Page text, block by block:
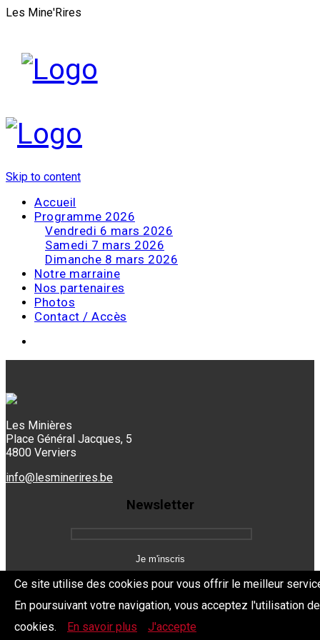
Les Mine'Rires
Skip to content
Accueil
Programme 2026
Vendredi 6 mars 2026
Samedi 7 mars 2026
Dimanche 8 mars 2026
Notre marraine
Nos partenaires
Photos
Contact / Accès
Les Minières
Place Général Jacques, 5
4800 Verviers
info@lesminerires.be
Newsletter
Copyright 2026 Les Mine'Rires - Politique de confidentialité
Ce site utilise des cookies pour vous offrir le meilleur
En poursuivant votre navigation, vous acceptez l'utilisation
cookies.
En savoir plus J'accepte